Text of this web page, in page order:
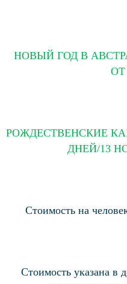
НОВЫЙ ГОД В
ОТ
РОЖДЕСТВЕНСКИЕ
ДНЕЙ/13
Стоимость на
Стоимость указана